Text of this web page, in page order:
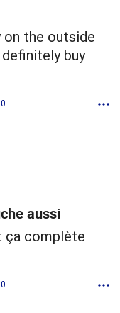
on the outside
buy
0
aussi
ça complète
0